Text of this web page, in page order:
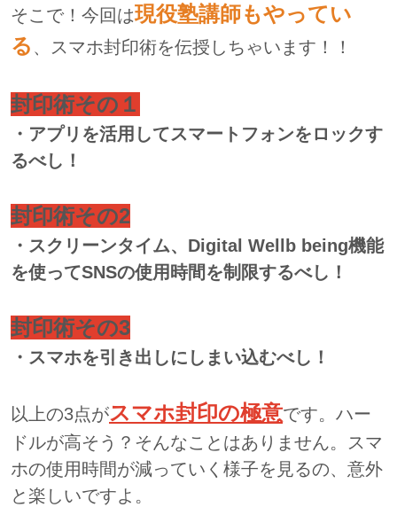
そこで！今回は現役塾講師もやってい
る 、スマホ封印術を伝授しちゃいます！！
封印術その１
・アプリを活用してスマートフォンをロックす
るべし！
封印術その2
・スクリーンタイム、Digital Wellb being機能
を使ってSNSの使用時間を制限するべし！
封印術その3
・スマホを引き出しにしまい込むべし！
以上の3点がスマホ封印の極意です。ハー
ドルが高そう？そんなことはありません。スマ
ホの使用時間が減っていく様子を見るの、意外
と楽しいですよ。